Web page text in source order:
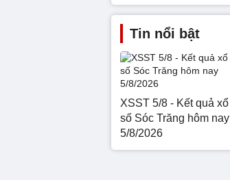
Tin nổi bật
XSST 5/8 - Kết quả xổ
số Sóc Trăng hôm nay
5/8/2026